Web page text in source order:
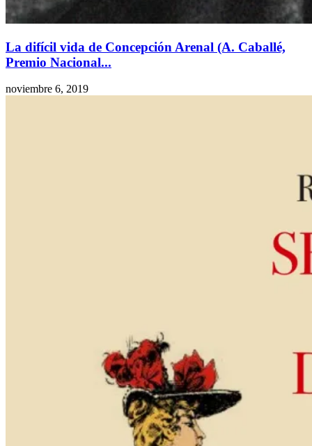
La difícil vida de Concepción Arenal (A. Caballé,
Premio Nacional...
noviembre 6, 2019